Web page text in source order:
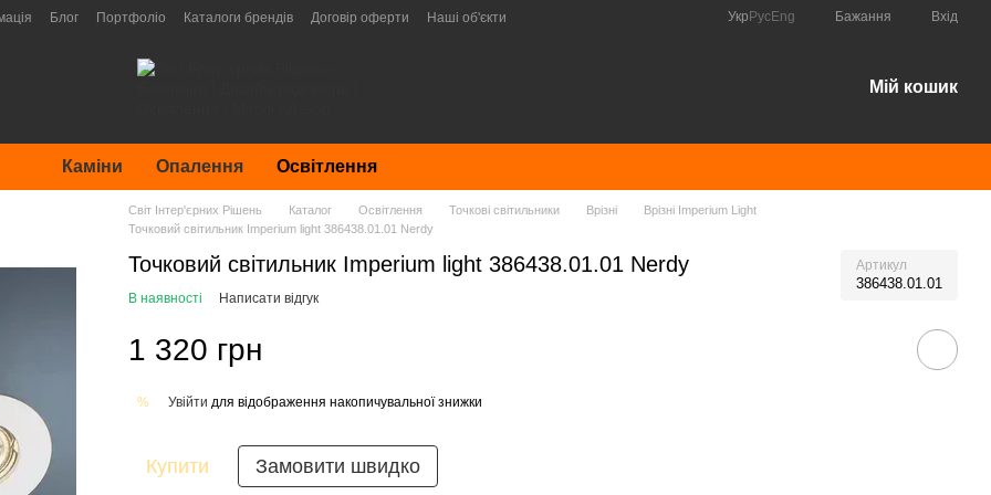
Блог Портфоліо Каталоги брендів Договір оферти Наші об'єкти Укр РусEng Бажання Вхід
Мій кошик
Каміни Опалення Освітлення
Світ Інтер'єрних Рішень Каталог Освітлення Точкові світильники Врізні
Врізні Imperium Light
Точковий світильник Imperium light 386438.01.01 Nerdy
Точковий світильник Imperium light 386438.01.01 Nerdy Артикул
386438.01.01
В наявності Написати відгук
1 320 грн
% Увійти для відображення накопичувальної знижки
Купити Замовити швидко